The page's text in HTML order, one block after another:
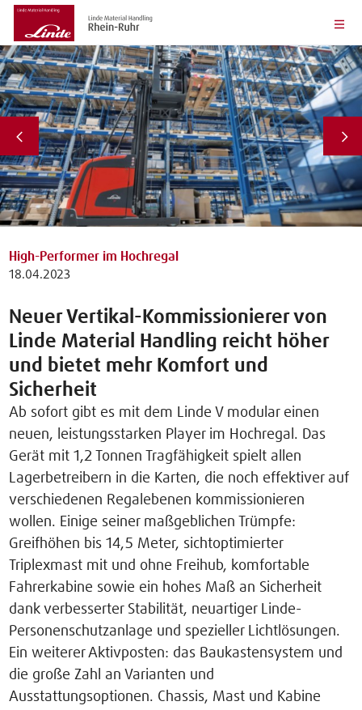
High-Performer im Hochregal
18.04.2023
Neuer Vertikal-Kommissionierer von
Linde Material Handling reicht höher
und bietet mehr Komfort und
Sicherheit
Ab sofort gibt es mit dem Linde V modular einen
neuen, leistungsstarken Player im Hochregal. Das
Gerät mit 1,2 Tonnen Tragfähigkeit spielt allen
Lagerbetreibern in die Karten, die noch effektiver auf
verschiedenen Regalebenen kommissionieren
wollen. Einige seiner maßgeblichen Trümpfe:
Greifhöhen bis 14,5 Meter, sichtoptimierter
Triplexmast mit und ohne Freihub, komfortable
Fahrerkabine sowie ein hohes Maß an Sicherheit
dank verbesserter Stabilität, neuartiger Linde-
Personenschutzanlage und spezieller Lichtlösungen.
Ein weiterer Aktivposten: das Baukastensystem und
die große Zahl an Varianten und
Ausstattungsoptionen. Chassis, Mast und Kabine